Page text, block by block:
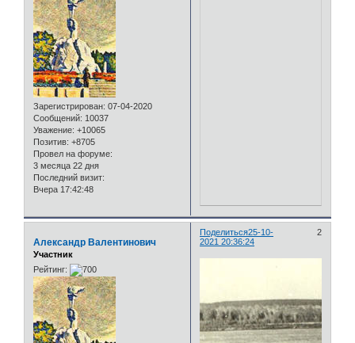
Зарегистрирован: 07-04-2020
Сообщений: 10037
Уважение: +10065
Позитив: +8705
Провел на форуме:
3 месяца 22 дня
Последний визит:
Вчера 17:42:48
Поделиться 2
25-10-
2021 20:36:24
Александр Валентинович
Участник
Рейтинг: